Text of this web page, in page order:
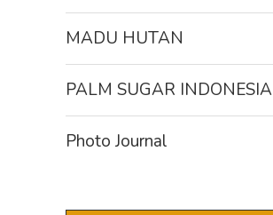
MADU HUTAN
PALM SUGAR INDONESIA
Photo Journal